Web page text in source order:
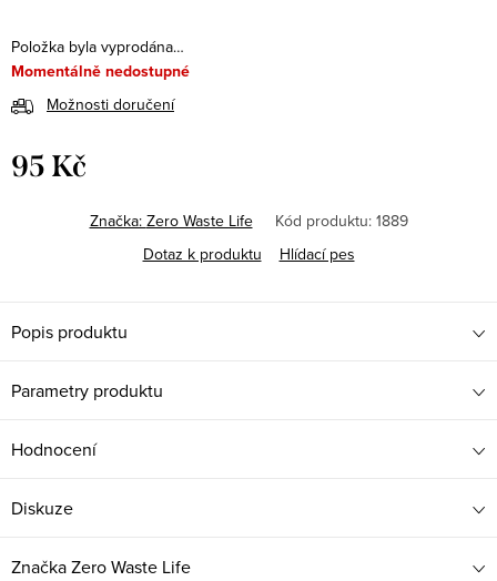
Položka byla vyprodána…
Momentálně nedostupné
Možnosti doručení
95 Kč
Značka: Zero Waste Life Kód produktu: 1889
Dotaz k produktu
Hlídací pes
Popis produktu
Parametry produktu
Hodnocení
Diskuze
ZnačkaZero Waste Life